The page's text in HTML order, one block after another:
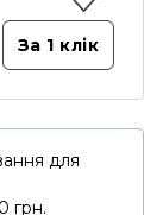
За 1 клiк
для
грн.